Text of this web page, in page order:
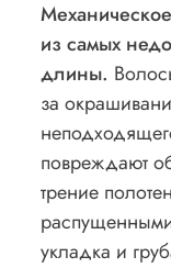
из самых
длины.
за
повреждают
трение
укладка и